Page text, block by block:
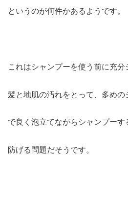
というのが何件かあるようです。
これはシャンプーを使う前に充分
髪と地肌の汚れをとって、多めの
で良く泡立てながらシャンプーす
防げる問題だそうです。